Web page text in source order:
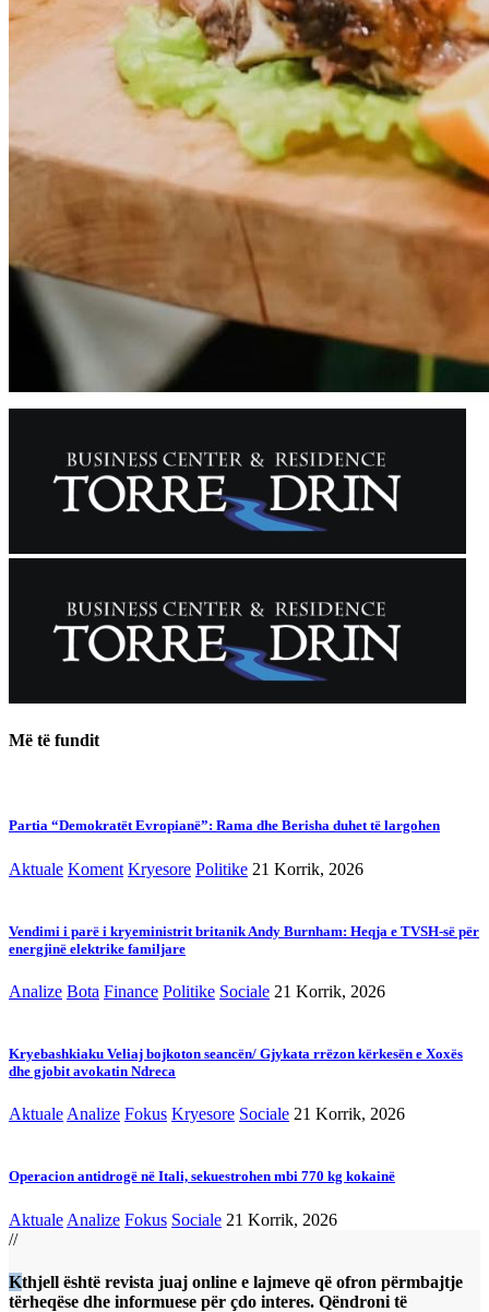
Më të fundit
Partia “Demokratët Evropianë”: Rama dhe Berisha duhet të largohen
Aktuale Koment Kryesore Politike 21 Korrik, 2026
Vendimi i parë i kryeministrit britanik Andy Burnham: Heqja e TVSH-së për
energjinë elektrike familjare
Analize Bota Finance Politike Sociale 21 Korrik, 2026
Kryebashkiaku Veliaj bojkoton seancën/ Gjykata rrëzon kërkesën e Xoxës
dhe gjobit avokatin Ndreca
Aktuale Analize Fokus Kryesore Sociale 21 Korrik, 2026
Operacion antidrogë në Itali, sekuestrohen mbi 770 kg kokainë
Aktuale Analize Fokus Sociale 21 Korrik, 2026
//
Kthjell është revista juaj online e lajmeve që ofron përmbajtje
tërheqëse dhe informuese për çdo interes. Qëndroni të